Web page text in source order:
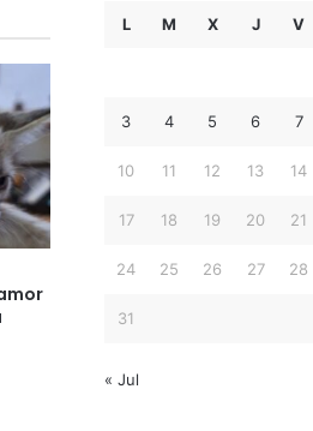
L M X J V
3 4 5 6 7
10 11 12 13 14
17 18 19 20 21
24 25 26 27 28
31
« Jul